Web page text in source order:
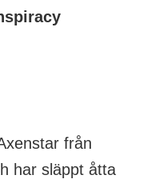
från
har släppt åtta